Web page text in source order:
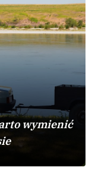
wymienić